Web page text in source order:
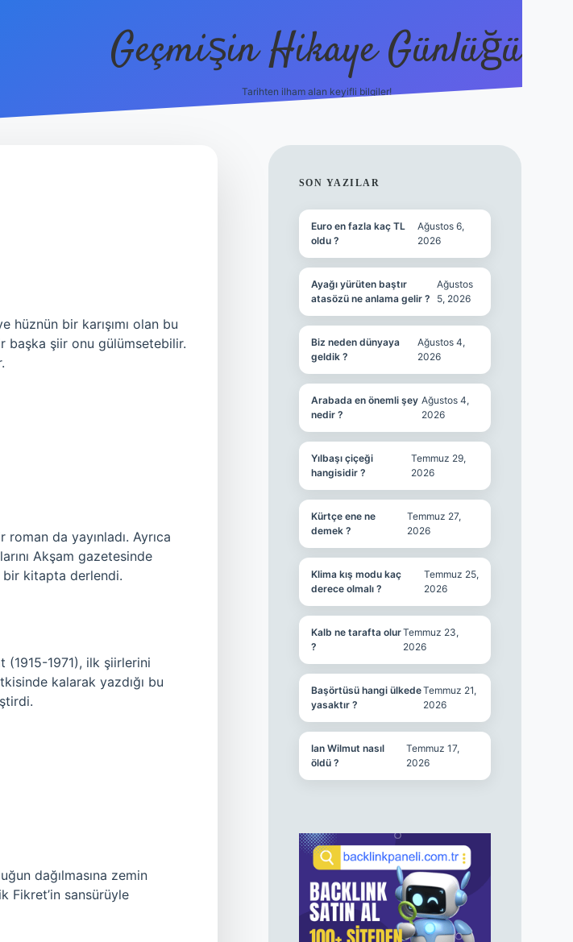
Geçmişin Hikaye Günlüğü
Tarihten ilham alan keyifli bilgiler!
hüznün bir karışımı olan bu
başka şiir onu gülümsetebilir.
da yayınladı. Ayrıca
Akşam gazetesinde
bir kitapta derlendi.
(1915-1971), ilk şiirlerini
kalarak yazdığı bu
dağılmasına zemin
Fikret’in sansürüyle
SIDEBAR
SON YAZILAR
Euro en fazla kaç TL
oldu ?
Ağustos 6,
2026
Ayağı yürüten baştır
atasözü ne anlama gelir ?
Ağustos
5, 2026
Biz neden dünyaya
geldik ?
Ağustos 4,
2026
Arabada en önemli şey
nedir ?
Ağustos 4,
2026
Yılbaşı çiçeği
hangisidir ?
Temmuz 29,
2026
Kürtçe ene ne
demek ?
Temmuz 27,
2026
Klima kış modu kaç
derece olmalı ?
Temmuz 25,
2026
Kalb ne tarafta olur
?
Temmuz 23,
2026
Başörtüsü hangi ülkede
yasaktır ?
Temmuz 21,
2026
Ian Wilmut nasıl
öldü ?
Temmuz 17,
2026
betbox giriş